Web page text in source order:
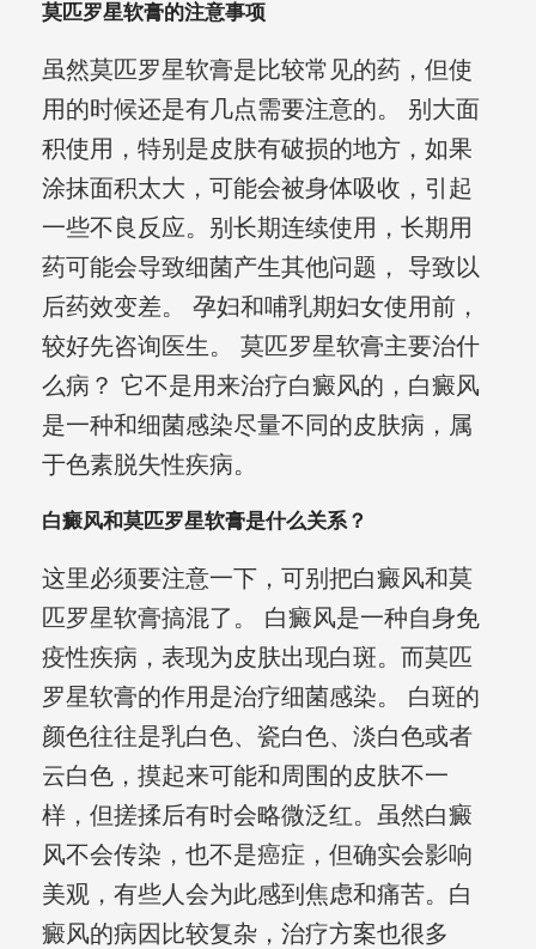
莫匹罗星软膏的注意事项
虽然莫匹罗星软膏是比较常见的药，但使
用的时候还是有几点需要注意的。 别大面
积使用，特别是皮肤有破损的地方，如果
涂抹面积太大，可能会被身体吸收，引起
一些不良反应。别长期连续使用，长期用
药可能会导致细菌产生其他问题， 导致以
后药效变差。 孕妇和哺乳期妇女使用前，
较好先咨询医生。 莫匹罗星软膏主要治什
么病？ 它不是用来治疗白癜风的，白癜风
是一种和细菌感染尽量不同的皮肤病，属
于色素脱失性疾病。
白癜风和莫匹罗星软膏是什么关系？
这里必须要注意一下，可别把白癜风和莫
匹罗星软膏搞混了。 白癜风是一种自身免
疫性疾病，表现为皮肤出现白斑。而莫匹
罗星软膏的作用是治疗细菌感染。 白斑的
颜色往往是乳白色、瓷白色、淡白色或者
云白色，摸起来可能和周围的皮肤不一
样，但搓揉后有时会略微泛红。虽然白癜
风不会传染，也不是癌症，但确实会影响
美观，有些人会为此感到焦虑和痛苦。白
癜风的病因比较复杂，治疗方案也很多